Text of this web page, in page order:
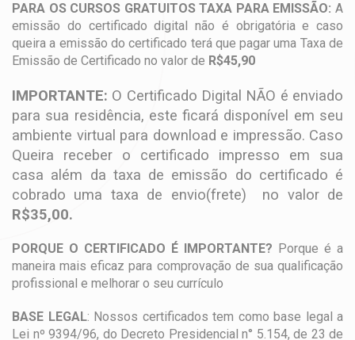
PARA OS CURSOS GRATUITOS TAXA PARA EMISSÃO: A
emissão do certificado digital não é obrigatória e caso
queira a emissão do certificado terá que pagar uma Taxa de
Emissão de Certificado no valor de R$45,90
IMPORTANTE: O Certificado Digital NÃO é enviado
para sua residência, este ficará disponível em seu
ambiente virtual para download e impressão. Caso
Queira receber o certificado impresso em sua
casa além da taxa de emissão do certificado é
cobrado uma taxa de envio(frete) no valor de
R$35,00.
PORQUE O CERTIFICADO É IMPORTANTE? Porque é a
maneira mais eficaz para comprovação de sua qualificação
profissional e melhorar o seu currículo
BASE LEGAL: Nossos certificados tem como base legal a
Lei nº 9394/96, do Decreto Presidencial n° 5.154, de 23 de